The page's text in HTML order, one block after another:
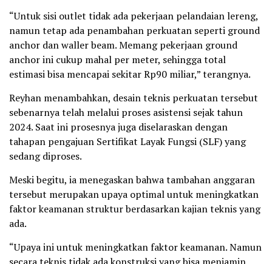
“Untuk sisi outlet tidak ada pekerjaan pelandaian lereng,
namun tetap ada penambahan perkuatan seperti ground
anchor dan waller beam. Memang pekerjaan ground
anchor ini cukup mahal per meter, sehingga total
estimasi bisa mencapai sekitar Rp90 miliar,” terangnya.
Reyhan menambahkan, desain teknis perkuatan tersebut
sebenarnya telah melalui proses asistensi sejak tahun
2024. Saat ini prosesnya juga diselaraskan dengan
tahapan pengajuan Sertifikat Layak Fungsi (SLF) yang
sedang diproses.
Meski begitu, ia menegaskan bahwa tambahan anggaran
tersebut merupakan upaya optimal untuk meningkatkan
faktor keamanan struktur berdasarkan kajian teknis yang
ada.
“Upaya ini untuk meningkatkan faktor keamanan. Namun